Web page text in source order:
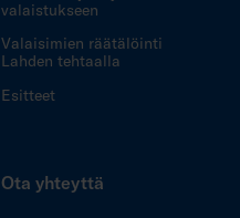
valaistukseen
Valaisimien räätälöinti
Lahden tehtaalla
Esitteet
Ota yhteyttä